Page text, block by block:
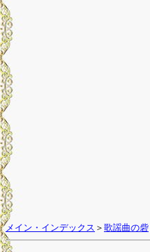
メイン・インデックス ＞ 歌謡曲の砦